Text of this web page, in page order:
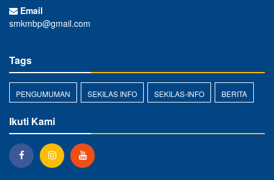
Email
smkmbp@gmail.com
Tags
PENGUMUMAN SEKILAS INFO SEKILAS-INFO BERITA
Ikuti Kami